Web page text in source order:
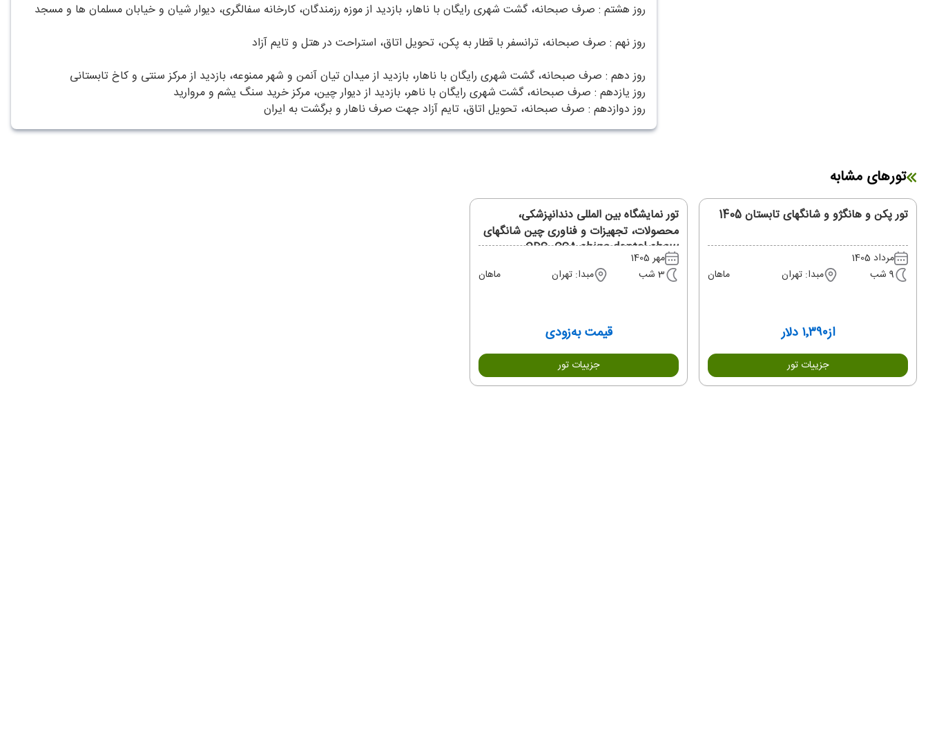
روز هشتم : صرف صبحانه، گشت شهری رایگان با ناهار، بازدید از موزه رزمندگان، کارخانه سفالگری، دیوار شیان و خیابان مسلمان ها و مسجد
روز نهم : صرف صبحانه، ترانسفر با قطار به پکن، تحویل اتاق، استراحت در هتل و تایم آزاد
روز دهم : صرف صبحانه، گشت شهری رایگان با ناهار، بازدید از میدان تیان آنمن و شهر ممنوعه، بازدید از مرکز سنتی و کاخ تابستانی
روز یازدهم : صرف صبحانه، گشت شهری رایگان با ناهر، بازدید از دیوار چین، مرکز خرید سنگ یشم و مروارید
روز دوازدهم : صرف صبحانه، تحویل اتاق، تایم آزاد جهت صرف ناهار و برگشت به ایران
تورهای مشابه
تور پکن و هانگژو و شانگهای تابستان 1405
مرداد 1405
9 شب
مبدا: تهران ماهان
از۱٬۳۹۰ دلار
جزییات تور
تور نمایشگاه بین المللی دندانپزشکی،
محصولات، تجهیزات و فناوری چین شانگهای
CDS، CSA china dental show
مهر 1405
3 شب
مبدا: تهران ماهان
قیمت به‌زودی
جزییات تور